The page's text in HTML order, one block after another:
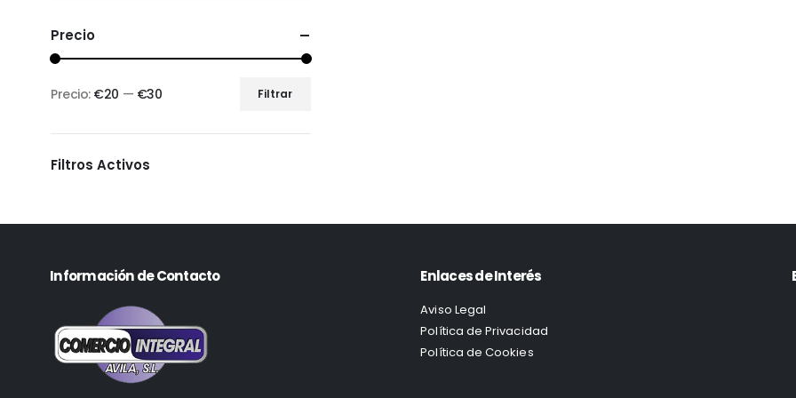
Precio
Filtrar
Precio: €20 — €30
Filtros Activos
Información de Contacto Enlaces de Interés
Aviso Legal
Política de Privacidad
Política de Cookies